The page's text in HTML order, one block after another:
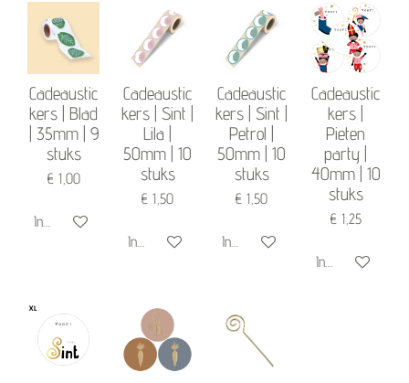
Cadeaustic
kers | Blad
| 35mm | 9
stuks
€ 1,00
In winkelwagen
Cadeaustic
kers | Sint |
Lila |
50mm | 10
stuks
€ 1,50
In winkelwagen
Cadeaustic
kers | Sint |
Petrol |
50mm | 10
stuks
€ 1,50
In winkelwagen
Cadeaustic
kers |
Pieten
party |
40mm | 10
stuks
€ 1,25
In winkelwagen